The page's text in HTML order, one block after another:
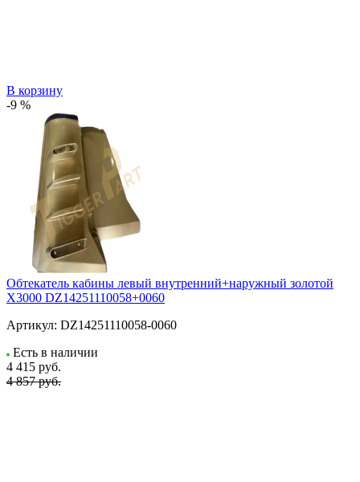
В корзину
-9 %
Обтекатель кабины левый внутренний+наружный золотой
X3000 DZ14251110058+0060
Артикул: DZ14251110058-0060
Есть в наличии
4 415 руб.
4 857 руб.